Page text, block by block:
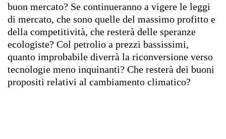
buon mercato? Se continueranno a vigere le leggi
di mercato, che sono quelle del massimo profitto e
della competitività, che resterà delle speranze
ecologiste? Col petrolio a prezzi bassissimi,
quanto improbabile diverrà la riconversione verso
tecnologie meno inquinanti? Che resterà dei buoni
propositi relativi al cambiamento climatico?